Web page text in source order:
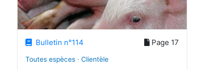
Bulletin n°114 Page 17
Toutes espèces · Clientèle